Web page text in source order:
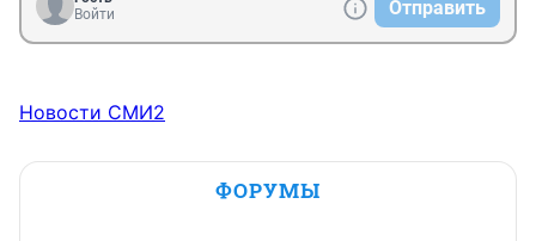
Войти
Отправить
Новости СМИ2
ФОРУМЫ